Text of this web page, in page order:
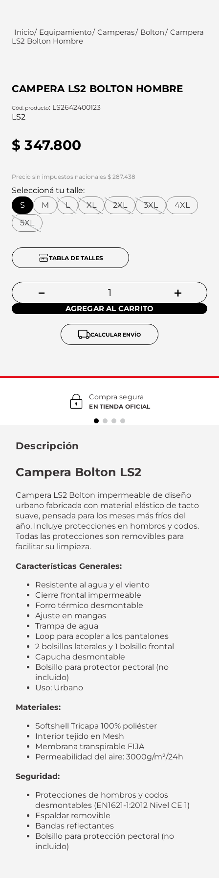
Equipamiento Camperas Bolton
Campera
LS2 Bolton Hombre
CAMPERA LS2 BOLTON HOMBRE
: LS2642400123
LS2
$ 347.800
Precio sin impuestos nacionales $ 287.438
Seleccioná tu talle:
S
M L XL 2XL 3XL
4XL
5XL
TABLA DE TALLES
＋
－
AGREGAR AL CARRITO
CALCULAR ENVÍO
Compra segura
EN TIENDA OFICIAL
Descripción
Campera Bolton LS2
Campera LS2 Bolton impermeable de diseño
urbano fabricada con material elástico de tacto
suave, pensada para los meses más fríos del
año. Incluye protecciones en hombros y codos.
Todas las protecciones son removibles para
facilitar su limpieza.
Características Generales:
Resistente al agua y el viento
Cierre frontal impermeable
Forro térmico desmontable
Ajuste en mangas
Trampa de agua
Loop para acoplar a los pantalones
2 bolsillos laterales y 1 bolsillo frontal
Capucha desmontable
Bolsillo para protector pectoral (no
incluido)
Uso: Urbano
Materiales:
Softshell Tricapa 100% poliéster
Interior tejido en Mesh
Membrana transpirable FIJA
Permeabilidad del aire: 3000g/m²/24h
Seguridad:
Protecciones de hombros y codos
desmontables (EN1621-1:2012 Nivel CE 1)
Espaldar removible
Bandas reflectantes
Bolsillo para protección pectoral (no
incluido)